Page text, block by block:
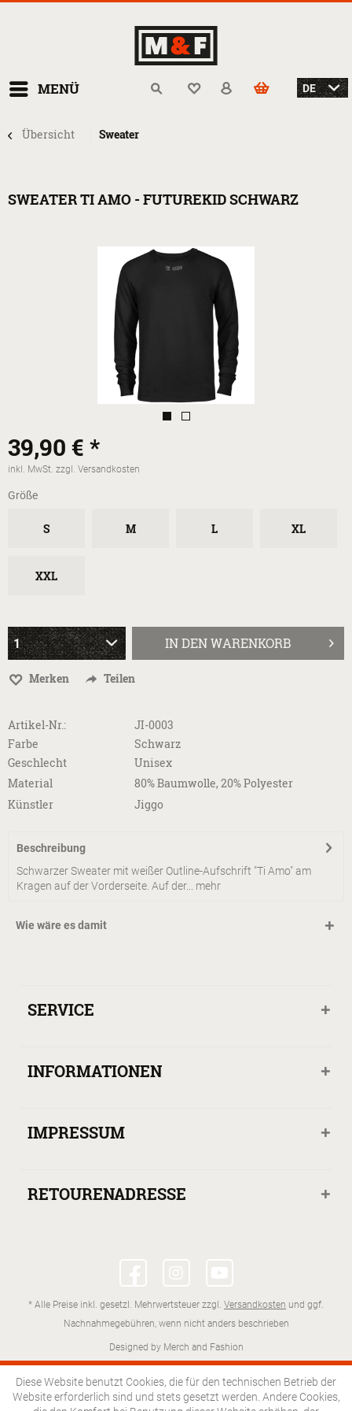
MENÜ
Übersicht Sweater
SWEATER TI AMO - FUTUREKID SCHWARZ
39,90 € *
inkl. MwSt. zzgl. Versandkosten
Größe
S M L XL
XXL
IN DENWARENKORB
Merken Teilen
Artikel-Nr.:
JI-0003
Farbe
Schwarz
Geschlecht
Unisex
Material
80% Baumwolle, 20% Polyester
Künstler
Jiggo
Beschreibung
Schwarzer Sweater mit weißer Outline-Aufschrift "Ti Amo" am
Kragen auf der Vorderseite. Auf der... mehr
Wie wäre es damit
SERVICE
INFORMATIONEN
IMPRESSUM
RETOURENADRESSE
* Alle Preise inkl. gesetzl. Mehrwertsteuer zzgl. Versandkosten und ggf.
Nachnahmegebühren, wenn nicht anders beschrieben
Designed by Merch and Fashion
Diese Website benutzt Cookies, die für den technischen Betrieb der
Website erforderlich sind und stets gesetzt werden. Andere Cookies,